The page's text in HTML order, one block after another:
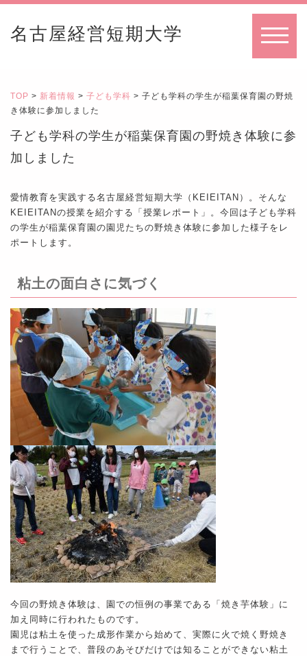
名古屋経営短期大学
TOP > 新着情報 > 子ども学科 > 子ども学科の学生が稲葉保育園の野焼
き体験に参加しました
子ども学科の学生が稲葉保育園の野焼き体験に参
加しました
愛情教育を実践する名古屋経営短期大学（KEIEITAN）。そんな
KEIEITANの授業を紹介する「授業レポート」。今回は子ども学科
の学生が稲葉保育園の園児たちの野焼き体験に参加した様子をレ
ポートします。
粘土の面白さに気づく
今回の野焼き体験は、園での恒例の事業である「焼き芋体験」に
加え同時に行われたものです。
園児は粘土を使った成形作業から始めて、実際に火で焼く野焼き
まで行うことで、普段のあそびだけでは知ることができない粘土